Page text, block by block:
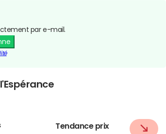
par e-mail.
Tendance prix